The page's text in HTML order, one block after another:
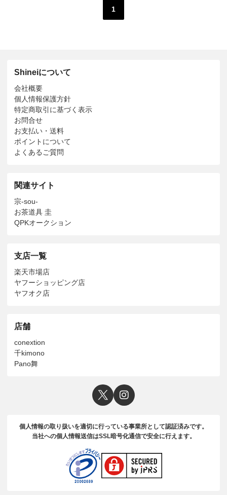
1
Shineiについて
会社概要
個人情報保護方針
特定商取引に基づく表示
お問合せ
お支払い・送料
ポイントについて
よくあるご質問
関連サイト
宗-sou-
お茶道具 圭
QPKオークション
支店一覧
楽天市場店
ヤフーショッピング店
ヤフオク店
店舗
conextion
千kimono
Pano舞
個人情報の取り扱いを適切に行っている事業所として認証済みです。
当社への個人情報送信はSSL暗号化通信で安全に行えます。